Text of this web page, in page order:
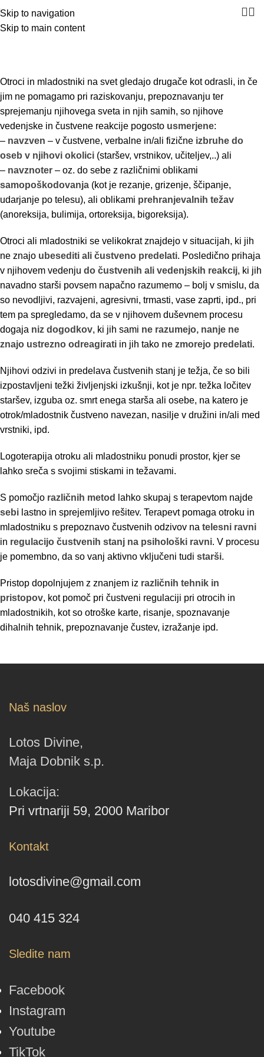
Skip to navigation
Skip to main content
Brezplačno svetovanje za
Otroci in mladostniki na svet gledajo drugače kot odrasli, in če
jim ne pomagamo pri raziskovanju, prepoznavanju ter
sprejemanju njihovega sveta in njih samih, so njihove
vedenjske in čustvene reakcije pogosto usmerjene:
– navzven – v čustvene, verbalne in/ali fizične izbruhe do
oseb v njihovi okolici (staršev, vrstnikov, učiteljev,..) ali
– navznoter – oz. do sebe z različnimi oblikami
samopoškodovanja (kot je rezanje, grizenje, ščipanje,
udarjanje po telesu), ali oblikami prehranjevalnih težav
(anoreksija, bulimija, ortoreksija, bigoreksija).
Otroci ali mladostniki se velikokrat znajdejo v situacijah, ki jih
ne znajo ubesediti ali čustveno predelati. Posledično prihaja
v njihovem vedenju do čustvenih ali vedenjskih reakcij, ki jih
navadno starši povsem napačno razumemo – bolj v smislu, da
so nevodljivi, razvajeni, agresivni, trmasti, vase zaprti, ipd., pri
tem pa spregledamo, da se v njihovem duševnem procesu
dogaja niz dogodkov, ki jih sami ne razumejo, nanje ne
znajo ustrezno odreagirati in jih tako ne zmorejo predelati.
Njihovi odzivi in predelava čustvenih stanj je težja, če so bili
izpostavljeni težki življenjski izkušnji, kot je npr. težka ločitev
staršev, izguba oz. smrt enega starša ali osebe, na katero je
otrok/mladostnik čustveno navezan, nasilje v družini in/ali med
vrstniki, ipd.
Logoterapija otroku ali mladostniku ponudi prostor, kjer se
lahko sreča s svojimi stiskami in težavami.
S pomočjo različnih metod
lahko skupaj s terapevtom najde
sebi lastno in sprejemljivo rešitev. Terapevt pomaga otroku in
mladostniku s prepoznavo čustvenih odzivov na telesni ravni
in regulacijo čustvenih stanj na psihološki ravni. V procesu
je pomembno, da so vanj aktivno vključeni tudi starši.
Pristop dopolnjujem z znanjem iz različnih tehnik in
pristopov, kot pomoč pri čustveni regulaciji pri otrocih in
mladostnikih, kot so otroške karte, risanje, spoznavanje
dihalnih tehnik, prepoznavanje čustev, izražanje ipd.
Naš naslov
Lotos Divine,
Maja Dobnik s.p.
Lokacija:
Pri vrtnariji 59, 2000 Maribor
Kontakt
lotosdivine@gmail.com
040 415 324
Sledite nam
Facebook
Instagram
Youtube
TikTok